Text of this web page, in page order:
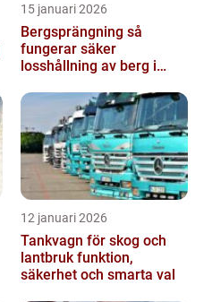
15 januari 2026
Bergsprängning så
fungerar säker
losshållning av berg i
12 januari 2026
Tankvagn för skog och
lantbruk funktion,
säkerhet och smarta val